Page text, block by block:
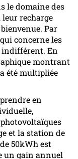
le domaine des
leur recharge
Par
concerne les
indifférent. En
montrant
été multipliée
en
et la station de
50kWh est
un gain annuel